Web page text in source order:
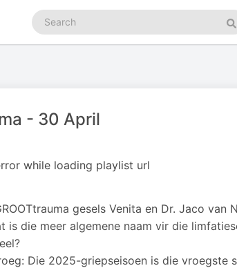
Search
podcasts
- 30 April
while loading playlist url
gesels Venita en Dr. Jaco van
is die meer algemene naam vir die
Die 2025-griepseisoen is die vroegste